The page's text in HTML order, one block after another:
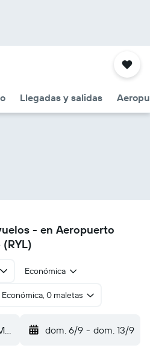
Llegadas y salidas
- en Aeropuerto
Económica
Económica, 0 maletas
Mafuta Royal Airstrip (RYL) dom. 6/9 - dom. 13/9